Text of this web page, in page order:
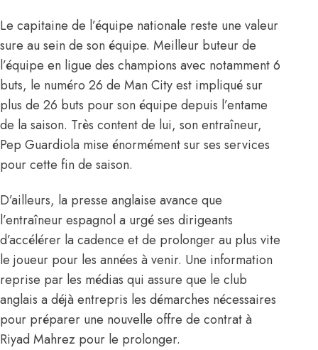
Le capitaine de l’équipe nationale reste une valeur
sure au sein de son équipe. Meilleur buteur de
l’équipe en ligue des champions avec notamment 6
buts, le numéro 26 de Man City est impliqué sur
plus de 26 buts pour son équipe depuis l’entame
de la saison. Très content de lui, son entraîneur,
Pep Guardiola mise énormément sur ses services
pour cette fin de saison.
D’ailleurs, la presse anglaise avance que
l’entraîneur espagnol a urgé ses dirigeants
d’accélérer la cadence et de prolonger au plus vite
le joueur pour les années à venir. Une information
reprise par les médias qui assure que le club
anglais a déjà entrepris les démarches nécessaires
pour préparer une nouvelle offre de contrat à
Riyad Mahrez pour le prolonger.